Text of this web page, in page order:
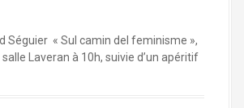
Séguier « Sul camin del feminisme »,
Laveran à 10h, suivie d’un apéritif